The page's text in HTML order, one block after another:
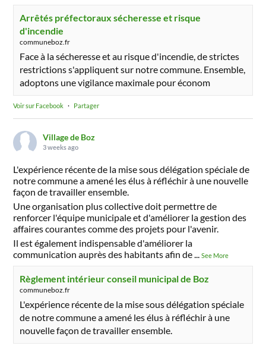
Arrêtés préfectoraux sécheresse et risque
d'incendie
communeboz.fr
Face à la sécheresse et au risque d'incendie, de strictes
restrictions s'appliquent sur notre commune. Ensemble,
adoptons une vigilance maximale pour économ
Voir sur Facebook · Partager
Village de Boz
3 weeks ago
L'expérience récente de la mise sous délégation spéciale de
notre commune a amené les élus à réfléchir à une nouvelle
façon de travailler ensemble.
Une organisation plus collective doit permettre de
renforcer l'équipe municipale et d'améliorer la gestion des
affaires courantes comme des projets pour l'avenir.
Il est également indispensable d'améliorer la
communication auprès des habitants afin de...See More
Règlement intérieur conseil municipal de Boz
communeboz.fr
L'expérience récente de la mise sous délégation spéciale
de notre commune a amené les élus à réfléchir à une
nouvelle façon de travailler ensemble.